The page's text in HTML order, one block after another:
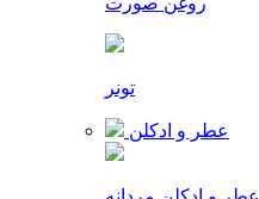
تونر
عطر و ادکلن